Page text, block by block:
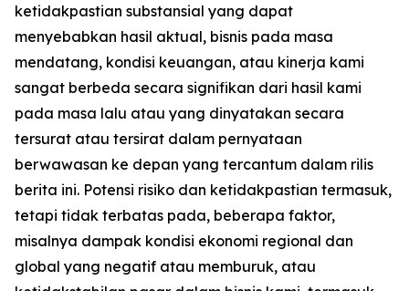
ketidakpastian substansial yang dapat
menyebabkan hasil aktual, bisnis pada masa
mendatang, kondisi keuangan, atau kinerja kami
sangat berbeda secara signifikan dari hasil kami
pada masa lalu atau yang dinyatakan secara
tersurat atau tersirat dalam pernyataan
berwawasan ke depan yang tercantum dalam rilis
berita ini. Potensi risiko dan ketidakpastian termasuk,
tetapi tidak terbatas pada, beberapa faktor,
misalnya dampak kondisi ekonomi regional dan
global yang negatif atau memburuk, atau